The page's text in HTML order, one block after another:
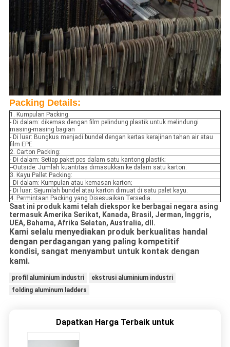
Packing Details:
1. Kumpulan Packing:
- Di dalam: dikemas dengan film pelindung plastik untuk melindungi
masing-masing bagian
- Di luar: Bungkus menjadi bundel dengan kertas kerajinan tahan air atau
film EPE.
2. Carton Packing:
- Di dalam: Setiap paket pcs dalam satu kantong plastik;
--Outside: Jumlah kuantitas dimasukkan ke dalam satu karton.
3. Kayu Pallet Packing:
- Di dalam: Kumpulan atau kemasan karton;
- Di luar: Sejumlah bundel atau karton dimuat di satu palet kayu.
4. Permintaan Packing yang Disesuaikan Tersedia.
Saat ini produk kami telah diekspor ke berbagai negara asing
termasuk Amerika Serikat, Kanada, Brasil, Jerman, Inggris,
UEA, Bahama, Afrika Selatan, Australia, dll.
Kami selalu menyediakan produk berkualitas handal
dengan perdagangan yang paling kompetitif
kondisi, sangat menyambut untuk kontak dengan
kami.
profil aluminium industri
ekstrusi aluminium industri
folding aluminum ladders
Dapatkan Harga Terbaik untuk